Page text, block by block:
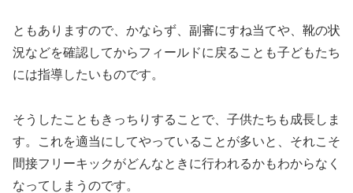
ともありますので、かならず、副審にすね当てや、靴の状
況などを確認してからフィールドに戻ることも子どもたち
には指導したいものです。
そうしたこともきっちりすることで、子供たちも成長しま
す。これを適当にしてやっていることが多いと、それこそ
間接フリーキックがどんなときに行われるかもわからなく
なってしまうのです。